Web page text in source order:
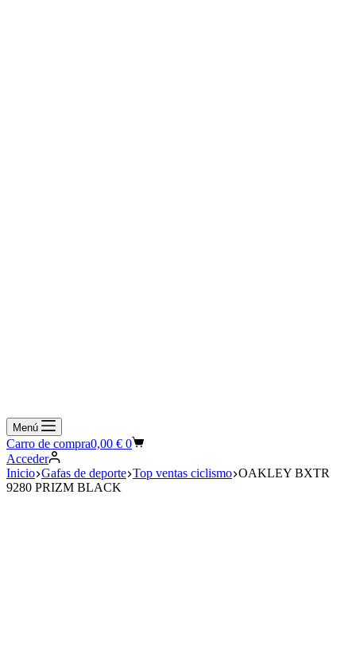
Menú
Carro de compra0,00 € 0
Acceder
Inicio Gafas de deporte Top ventas ciclismo OAKLEY BXTR
9280 PRIZM BLACK